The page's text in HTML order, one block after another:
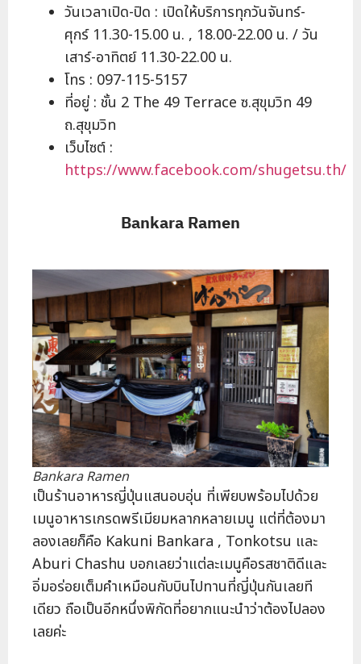
วันเวลาเปิด-ปิด : เปิดให้บริการทุกวันจันทร์-
ศุกร์ 11.30-15.00 น. , 18.00-22.00 น. / วัน
เสาร์-อาทิตย์ 11.30-22.00 น.
โทร : 097-115-5157
ที่อยู่ : ชั้น 2 The 49 Terrace ซ.สุขุมวิท 49
ถ.สุขุมวิท
เว็บไซต์ :
https://www.facebook.com/shugetsu.th/
Bankara Ramen
Bankara Ramen
เป็นร้านอาหารญี่ปุ่นแสนอบอุ่น ที่เพียบพร้อมไปด้วย
เมนูอาหารเกรดพรีเมียมหลากหลายเมนู แต่ที่ต้องมา
ลองเลยก็คือ Kakuni Bankara , Tonkotsu และ
Aburi Chashu บอกเลยว่าแต่ละเมนูคือรสชาติดีและ
อิ่มอร่อยเต็มคำเหมือนกับบินไปทานที่ญี่ปุ่นกันเลยที
เดียว ถือเป็นอีกหนึ่งพิกัดที่อยากแนะนำว่าต้องไปลอง
เลยค่ะ